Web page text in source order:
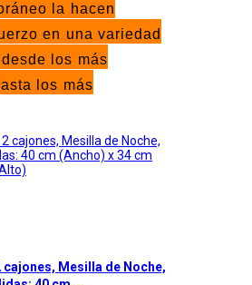
la hacen
en una variedad
desde los más
los más
cajones, Mesilla de Noche,